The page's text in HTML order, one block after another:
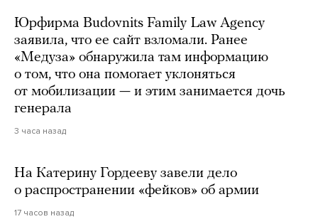
Юрфирма Budovnits Family Law Agency
заявила, что ее сайт взломали. Ранее
«Медуза» обнаружила там информацию
о том, что она помогает уклоняться
от мобилизации — и этим занимается дочь
генерала
3 часа назад
На Катерину Гордееву завели дело
о распространении «фейков» об армии
17 часов назад